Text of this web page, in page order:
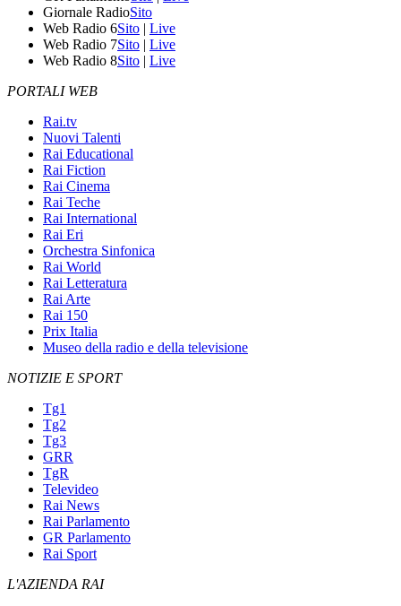
Giornale RadioSito
Web Radio 6Sito | Live
Web Radio 7Sito | Live
Web Radio 8Sito | Live
PORTALI WEB
Rai.tv
Nuovi Talenti
Rai Educational
Rai Fiction
Rai Cinema
Rai Teche
Rai International
Rai Eri
Orchestra Sinfonica
Rai World
Rai Letteratura
Rai Arte
Rai 150
Prix Italia
Museo della radio e della televisione
NOTIZIE E SPORT
Tg1
Tg2
Tg3
GRR
TgR
Televideo
Rai News
Rai Parlamento
GR Parlamento
Rai Sport
L'AZIENDA RAI